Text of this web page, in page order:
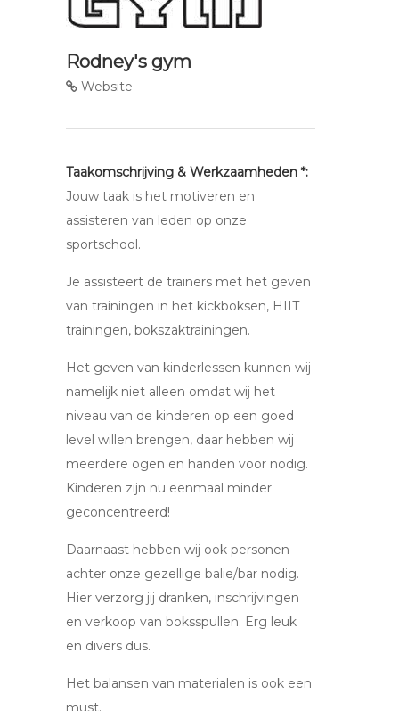
Rodney's gym
Website
Taakomschrijving & Werkzaamheden *:
Jouw taak is het motiveren en
assisteren van leden op onze
sportschool.
Je assisteert de trainers met het geven
van trainingen in het kickboksen, HIIT
trainingen, bokszaktrainingen.
Het geven van kinderlessen kunnen wij
namelijk niet alleen omdat wij het
niveau van de kinderen op een goed
level willen brengen, daar hebben wij
meerdere ogen en handen voor nodig.
Kinderen zijn nu eenmaal minder
geconcentreerd!
Daarnaast hebben wij ook personen
achter onze gezellige balie/bar nodig.
Hier verzorg jij dranken, inschrijvingen
en verkoop van boksspullen. Erg leuk
en divers dus.
Het balansen van materialen is ook een
must.